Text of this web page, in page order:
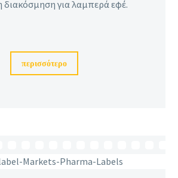
διακόσμηση για λαμπερά εφέ.
περισσότερο